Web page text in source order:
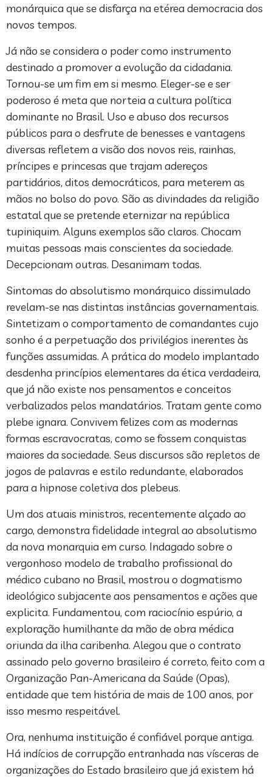
monárquica que se disfarça na etérea democracia dos
novos tempos.
Já não se considera o poder como instrumento
destinado a promover a evolução da cidadania.
Tornou-se um fim em si mesmo. Eleger-se e ser
poderoso é meta que norteia a cultura política
dominante no Brasil. Uso e abuso dos recursos
públicos para o desfrute de benesses e vantagens
diversas refletem a visão dos novos reis, rainhas,
príncipes e princesas que trajam adereços
partidários, ditos democráticos, para meterem as
mãos no bolso do povo. São as divindades da religião
estatal que se pretende eternizar na república
tupiniquim. Alguns exemplos são claros. Chocam
muitas pessoas mais conscientes da sociedade.
Decepcionam outras. Desanimam todas.
Sintomas do absolutismo monárquico dissimulado
revelam-se nas distintas instâncias governamentais.
Sintetizam o comportamento de comandantes cujo
sonho é a perpetuação dos privilégios inerentes às
funções assumidas. A prática do modelo implantado
desdenha princípios elementares da ética verdadeira,
que já não existe nos pensamentos e conceitos
verbalizados pelos mandatários. Tratam gente como
plebe ignara. Convivem felizes com as modernas
formas escravocratas, como se fossem conquistas
maiores da sociedade. Seus discursos são repletos de
jogos de palavras e estilo redundante, elaborados
para a hipnose coletiva dos plebeus.
Um dos atuais ministros, recentemente alçado ao
cargo, demonstra fidelidade integral ao absolutismo
da nova monarquia em curso. Indagado sobre o
vergonhoso modelo de trabalho profissional do
médico cubano no Brasil, mostrou o dogmatismo
ideológico subjacente aos pensamentos e ações que
explicita. Fundamentou, com raciocínio espúrio, a
exploração humilhante da mão de obra médica
oriunda da ilha caribenha. Alegou que o contrato
assinado pelo governo brasileiro é correto, feito com a
Organização Pan-Americana da Saúde (Opas),
entidade que tem história de mais de 100 anos, por
isso mesmo respeitável.
Ora, nenhuma instituição é confiável porque antiga.
Há indícios de corrupção entranhada nas vísceras de
organizações do Estado brasileiro que já existem há